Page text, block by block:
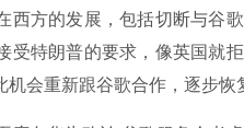
方的发展，包括切断与谷歌
受特朗普的要求，像英国就
会重新跟谷歌合作，逐步恢